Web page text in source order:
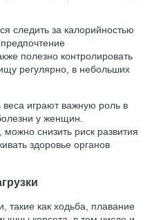
следить за калорийностью
полезно контролировать
регулярно, в небольших
играют важную роль в
у женщин.
снизить риск развития
здоровье органов
такие как ходьба, плавание